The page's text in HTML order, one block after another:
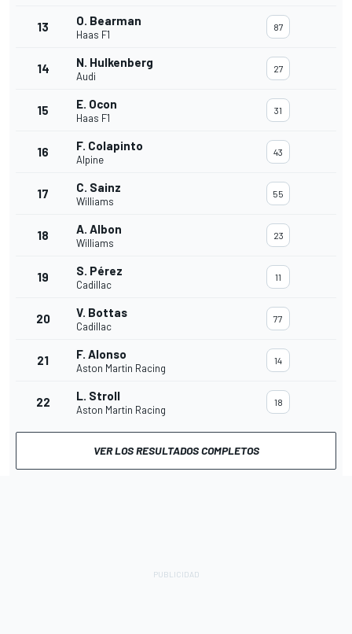
13 O. Bearman
Haas F1
87
14 N. Hulkenberg
Audi
27
15 E. Ocon
Haas F1
31
16 F. Colapinto
Alpine
43
17 C. Sainz
Williams
55
18 A. Albon
Williams
23
19 S. Pérez
Cadillac
11
20 V. Bottas
Cadillac
77
21 F. Alonso
Aston Martin Racing
14
22 L. Stroll
Aston Martin Racing
18
VER LOS RESULTADOS COMPLETOS